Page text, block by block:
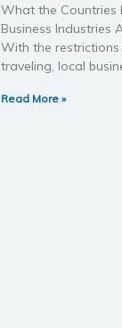
What the Countries
Business Industries
With the
traveling, local
Read More »